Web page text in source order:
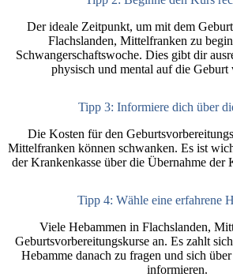
Der ideale Zeitpunkt, um mit dem
Flachslanden, Mittelfranken zu
Schwangerschaftswoche. Dies gibt dir
physisch und mental auf die Geburt
Tipp 3: Informiere dich über
Die Kosten für den
Mittelfranken können schwanken. Es ist
der Krankenkasse über die Übernahme der
Tipp 4: Wähle eine erfahrene
Viele Hebammen in Flachslanden,
Geburtsvorbereitungskurse an. Es zahlt
Hebamme danach zu fragen und sich
informieren.